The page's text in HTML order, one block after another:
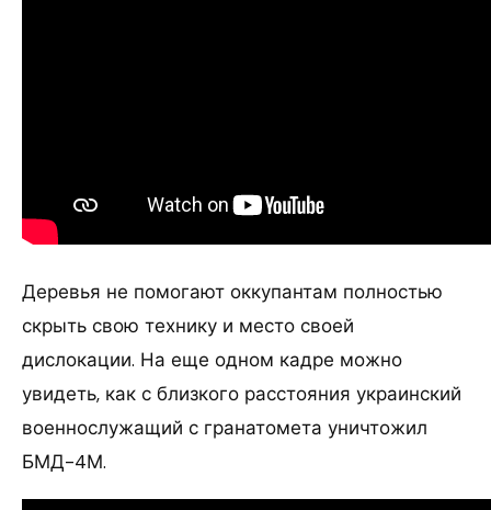
Деревья не помогают оккупантам полностью
скрыть свою технику и место своей
дислокации. На еще одном кадре можно
увидеть, как с близкого расстояния украинский
военнослужащий с гранатомета уничтожил
БМД-4М.